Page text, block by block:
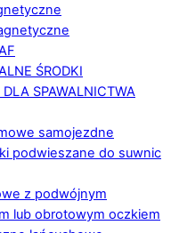
ŚRODKI
SPAWALNICTWA
samojezdne
podwieszane do suwnic
z podwójnym
lub obrotowym oczkiem